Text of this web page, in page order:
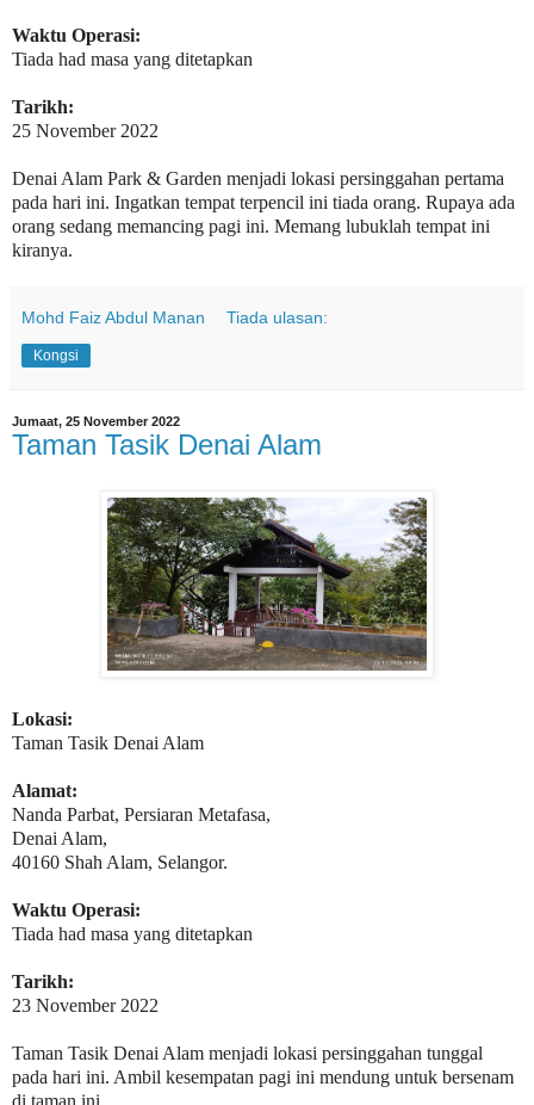
Waktu Operasi:
Tiada had masa yang ditetapkan
Tarikh:
25 November 2022
Denai Alam Park & Garden menjadi lokasi persinggahan pertama
pada hari ini. Ingatkan tempat terpencil ini tiada orang. Rupaya ada
orang sedang memancing pagi ini. Memang lubuklah tempat ini
kiranya.
Mohd Faiz Abdul Manan Tiada ulasan:
Kongsi
Jumaat, 25 November 2022
Taman Tasik Denai Alam
Lokasi:
Taman Tasik Denai Alam
Alamat:
Nanda Parbat, Persiaran Metafasa,
Denai Alam,
40160 Shah Alam, Selangor.
Waktu Operasi:
Tiada had masa yang ditetapkan
Tarikh:
23 November 2022
Taman Tasik Denai Alam menjadi lokasi persinggahan tunggal
pada hari ini. Ambil kesempatan pagi ini mendung untuk bersenam
di taman ini.